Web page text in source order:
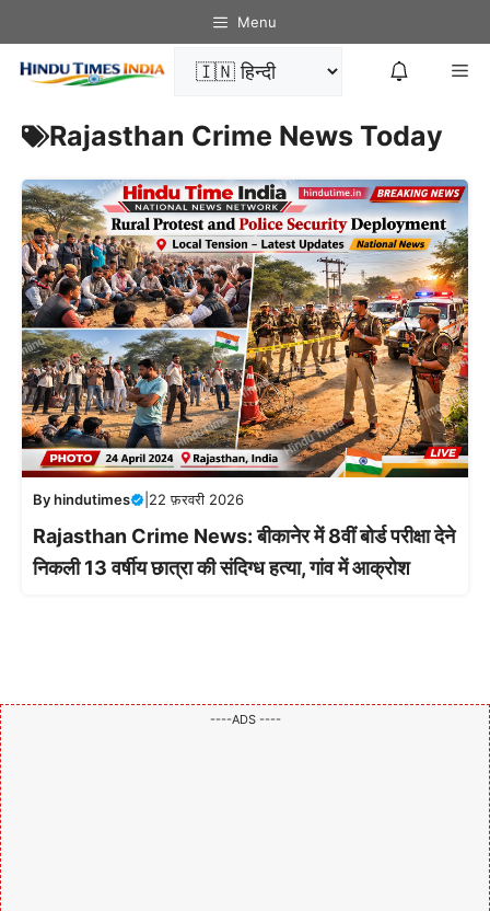
Menu
Rajasthan Crime News Today
Byhindutimes 22 फ़रवरी 2026
Rajasthan Crime News: बीकानेर में 8वीं बोर्ड परीक्षा देने
निकली 13 वर्षीय छात्रा की संदिग्ध हत्या, गांव में आक्रोश
----ADS ----